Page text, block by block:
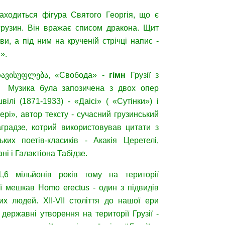
фігура Святого Георгія, що є
Він вражає списом дракона. Щит
а під ним на крученій стрічці напис -
«Свобода» - гімн Грузії з
Музика була запозичена з двох опер
(1871-1933) - «Даісі» ( «Сутінки») і
автор тексту - сучасний грузинський
котрий використовував цитати з
поетів-класиків - Акакія Церетелі,
і Галактіона Табідзе.
мільйонів років тому на території
мешкав Homo erectus - один з підвидів
людей. XII-VII століття до нашої ери
утворення на території Грузії -